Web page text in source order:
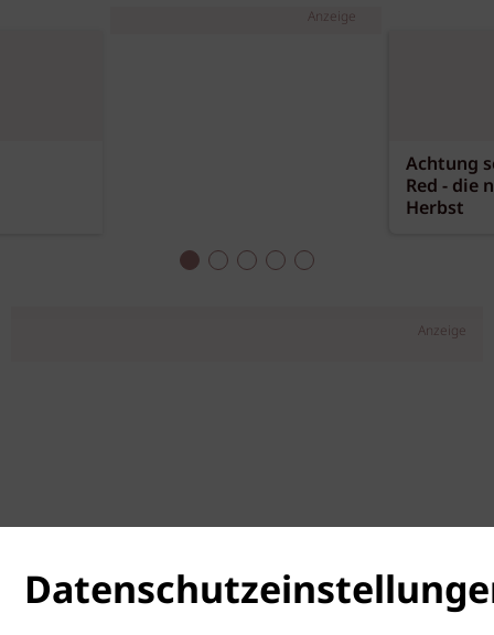
Anzeige
Achtung
Red - die
Herbst
Anzeige